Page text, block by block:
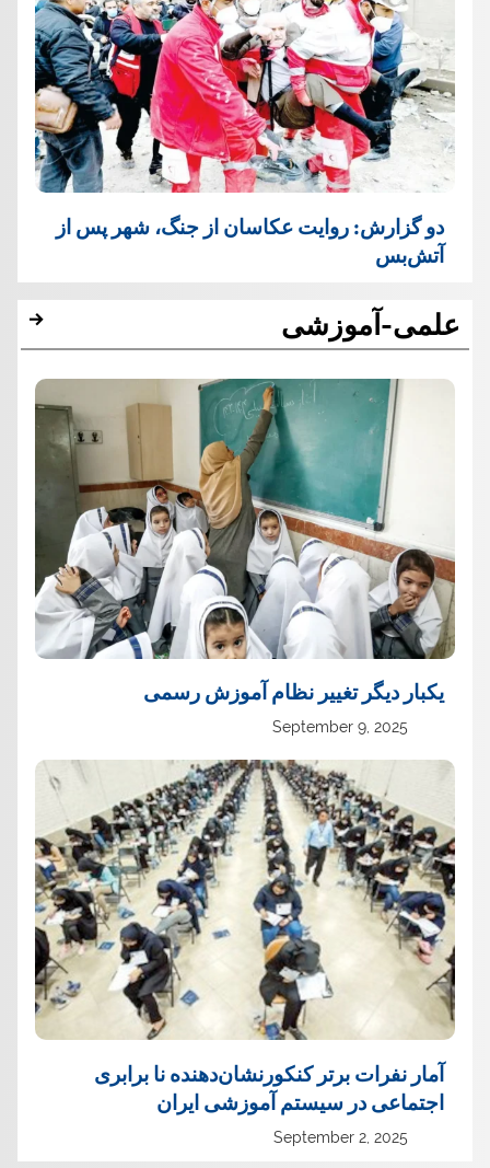
دو گزارش: روایت عکاسان از جنگ، شهر پس از
آتش‌بس
علمی-آموزشی
یک‏بار دیگر تغییر نظام آموزش رسمی
September 9, 2025
آمار نفرات برتر کنکورنشان‌دهنده نا برابری
اجتماعی در سیستم آموزشی ایران
September 2, 2025